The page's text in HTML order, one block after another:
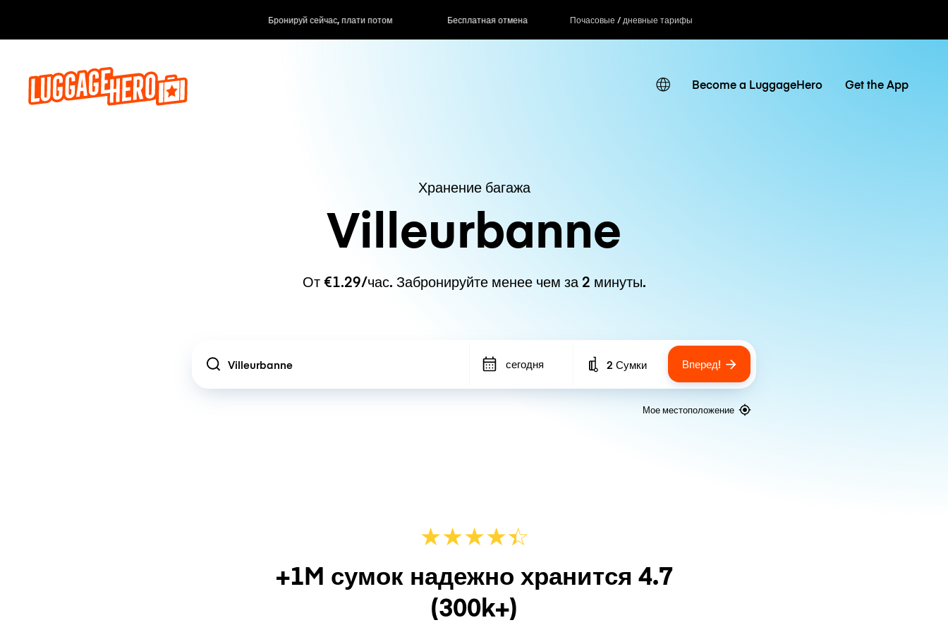
Бронируй сейчас, плати потом Бесплатная отмена Почасовые / дневные тарифы
Become a LuggageHero Get the App
Хранение багажа
Villeurbanne
От €1.29/час. Забронируйте менее чем за 2 минуты.
Location сегодня Number of bags
2 Сумки Вперед!
Мое местоположение
★★★★☆
★
+1M сумок надежно хранится 4.7
(300k+)